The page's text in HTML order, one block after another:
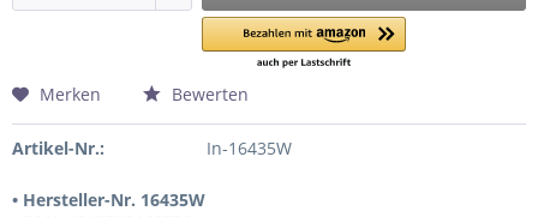
Merken Bewerten
Artikel-Nr.: In-16435W
• Hersteller-Nr. 16435W